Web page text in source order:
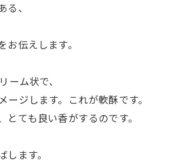
、
伝えします。
ム状で、
ジします。これが軟酥です。
ても良い香がするのです。
ます。